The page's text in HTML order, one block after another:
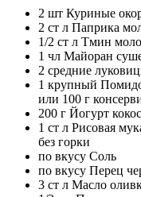
2 шт Куриные
2 ст л Паприка
1/2 ст л Тмин
1 чл Майоран
2 средние
1 крупный
или 100 г
200 г Йогурт
1 ст л Рисовая
без горки
по вкусу Соль
по вкусу Перец
3 ст л Масло